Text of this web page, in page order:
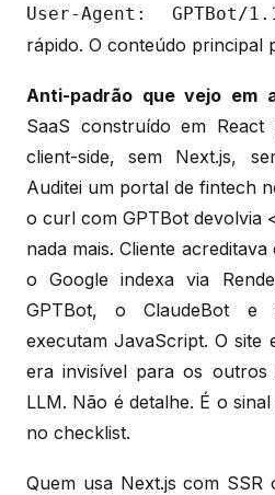
User-Agent: GPTBot/
rápido. O conteúdo principal
Anti-padrão que vejo em
SaaS construído em
client-side, sem Next.js,
Auditei um portal de fintech
o curl com GPTBot devolvia
nada mais. Cliente
o Google indexa via
GPTBot, o ClaudeBot e
executam JavaScript. O site
era invisível para os outros
LLM. Não é detalhe. É o
no checklist.
Quem usa Next.js com SSR